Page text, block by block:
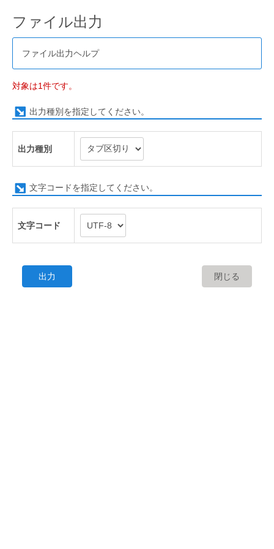
ファイル出力
ファイル出力ヘルプ
対象は1件です。
出力種別を指定してください。
出力種別
文字コードを指定してください。
文字コード